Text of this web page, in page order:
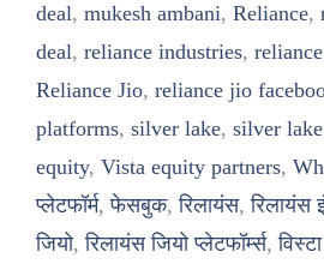
deal, mukesh ambani, Reliance,
deal, reliance industries,
Reliance Jio, reliance jio
platforms, silver lake, silver
equity, Vista equity partners,
प्लेटफॉर्म,फेसबुक,रिलायंस,रिलायंस
जियो,रिलायंस जियो प्लेटफॉर्म्स,